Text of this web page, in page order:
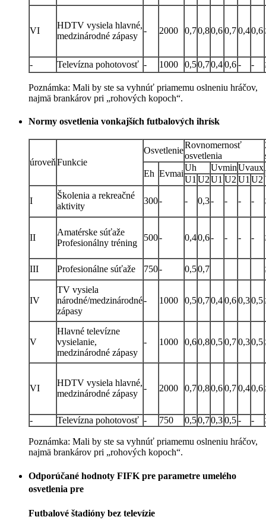
VI
HDTV vysiela hlavné,
medzinárodné zápasy
- 2000 0,70,80,60,70,40,6
- Televízna pohotovosť - 1000 0,50,70,40,6- -
Poznámka: Mali by ste sa vyhnúť priamemu oslneniu hráčov,
najmä brankárov pri „rohových kopoch“.
Normy osvetlenia vonkajších futbalových ihrísk
úroveňFunkcie
Osvetlenie
Rovnomernosť
osvetlenia
Eh Evmai
Uh UvminUvaux
U1 U2U1 U2 U1 U2
I
Školenia a rekreačné
aktivity
300- - 0,3- - - -
II
Amatérske súťaže
Profesionálny tréning
500- 0,40,6- - - -
III Profesionálne súťaže 750- 0,50,7
IV
TV vysiela
národné/medzinárodné
zápasy
- 1000 0,50,70,40,60,30,5
V
Hlavné televízne
vysielanie,
medzinárodné zápasy
- 1000 0,60,80,50,70,30,5
VI
HDTV vysiela hlavné,
medzinárodné zápasy
- 2000 0,70,80,60,70,40,6
- Televízna pohotovosť - 750 0,50,70,30,5- -
Poznámka: Mali by ste sa vyhnúť priamemu oslneniu hráčov,
najmä brankárov pri „rohových kopoch“.
Odporúčané hodnoty FIFK pre parametre umelého
osvetlenia pre
Futbalové štadióny bez televízie